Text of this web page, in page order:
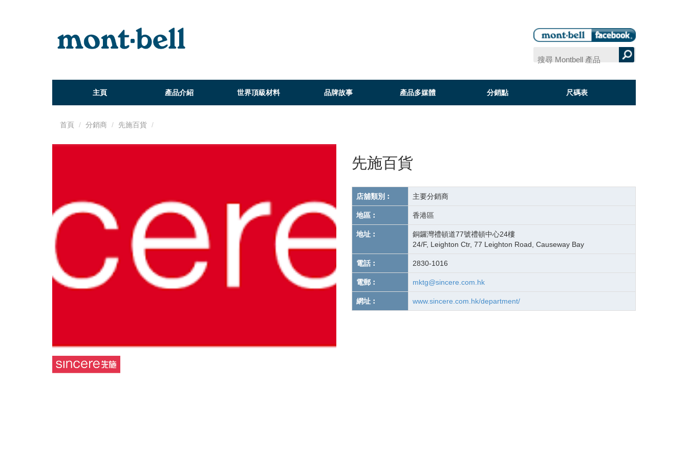
主頁 產品介紹 世界頂級材料 品牌故事 產品多媒體 分銷點 尺碼表
首頁 分銷商 先施百貨
先施百貨
店舖類別︰ 主要分銷商
地區︰ 香港區
地址︰
銅鑼灣禮頓道77號禮頓中心24樓
24/F, Leighton Ctr, 77 Leighton Road, Causeway Bay
電話︰ 2830-1016
電郵︰ mktg@sincere.com.hk
網址︰ www.sincere.com.hk/department/